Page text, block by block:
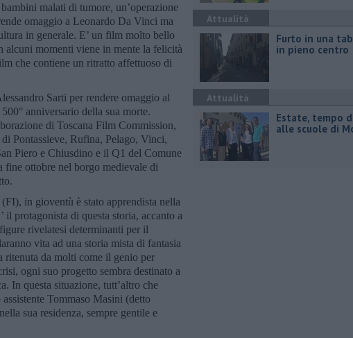
malati di tumore, un’operazione
omaggio a Leonardo Da Vinci ma
in generale. E’ un film molto bello
alcuni momenti viene in mente la felicità
che contiene un ritratto affettuoso di
Sarti per rendere omaggio al
anniversario della sua morte.
di Toscana Film Commission,
Pontassieve, Rufina, Pelago, Vinci,
Piero e Chiusdino e il Q1 del Comune
fine ottobre nel borgo medievale di
in gioventù è stato apprendista nella
protagonista di questa storia, accanto a
rivelatesi determinanti per il
vita ad una storia mista di fantasia
ritenuta da molti come il genio per
ogni suo progetto sembra destinato a
In questa situazione, tutt’altro che
Tommaso Masini (detto
sua residenza, sempre gentile e
Attualità
Furto in una
in pieno centro
Attualità
Estate, tempo
alle scuole di